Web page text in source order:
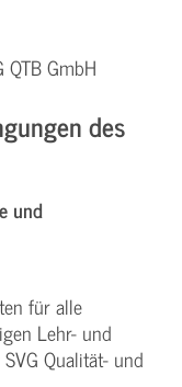
GmbH
des
und
für alle
Lehr- und
Qualität- und